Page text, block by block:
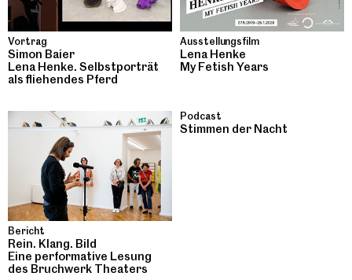
Vortrag
Simon Baier
Lena Henke. Selbstporträt
als fliehendes Pferd
Ausstellungsfilm
Lena Henke
My Fetish Years
Bericht
Rein. Klang. Bild
Eine performative Lesung
des Bruchwerk Theaters
Podcast
Stimmen der Nacht